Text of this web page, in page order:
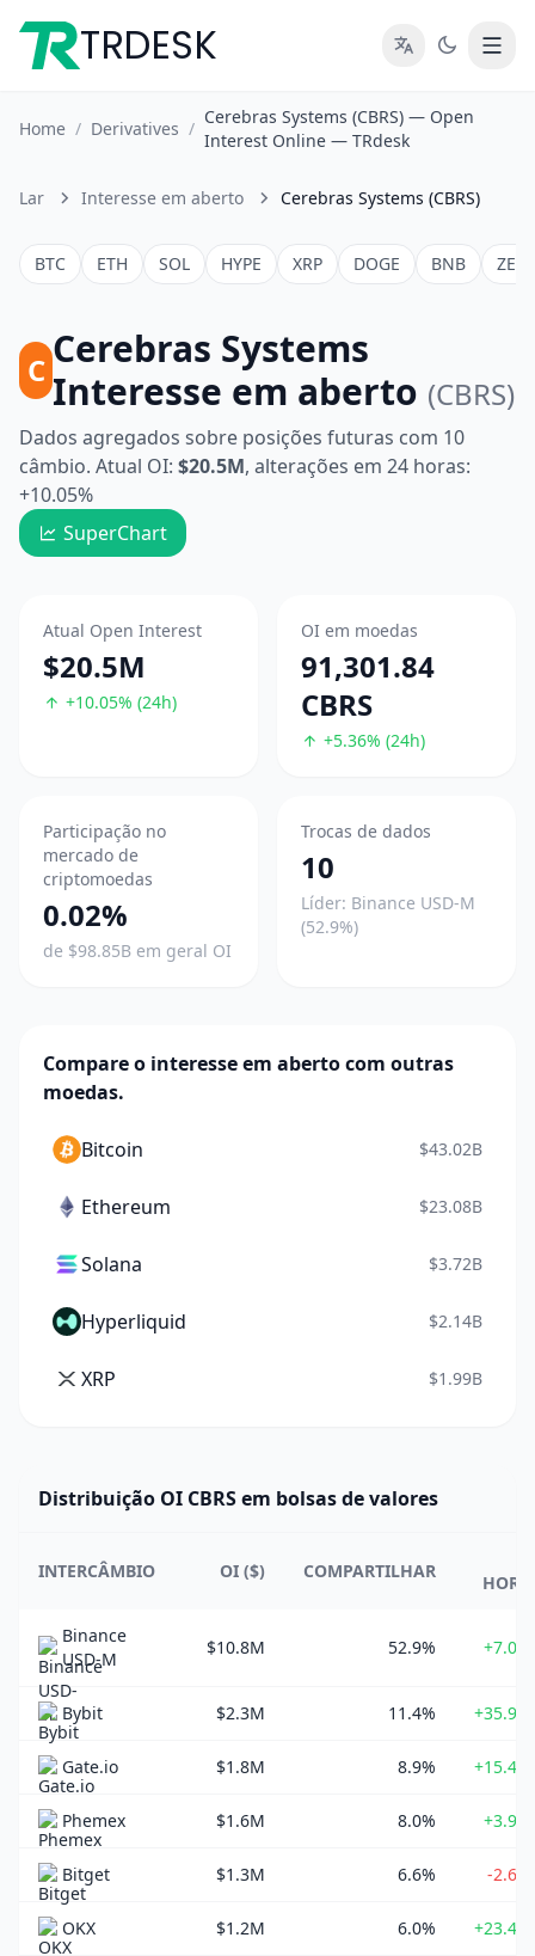
TRDESK
Home / Derivatives /
Cerebras Systems (CBRS) — Open
Interest Online — TRdesk
Lar Interesse em aberto Cerebras Systems (CBRS)
BTC ETH SOL HYPE XRP DOGE BNB ZEC
C Cerebras Systems
Interesse em aberto (CBRS)
Dados agregados sobre posições futuras com 10
câmbio. Atual OI: $20.5M, alterações em 24 horas:
+10.05%
SuperChart
Atual Open Interest
$20.5M
+10.05% (24h)
OI em moedas
91,301.84
CBRS
+5.36% (24h)
Participação no
mercado de
criptomoedas
0.02%
de $98.85B em geral OI
Trocas de dados
10
Líder: Binance USD-M
(52.9%)
Compare o interesse em aberto com outras
moedas.
Bitcoin $43.02B
Ethereum $23.08B
Solana $3.72B
Hyperliquid $2.14B
XRP $1.99B
Distribuição OI CBRS em bolsas de valores
INTERCÂMBIO OI ($) COMPARTILHAR
Binance
USD-M
$10.8M 52.9%
Bybit $2.3M 11.4%
Gate.io $1.8M 8.9%
Phemex $1.6M 8.0%
Bitget $1.3M 6.6% -
OKX $1.2M 6.0%